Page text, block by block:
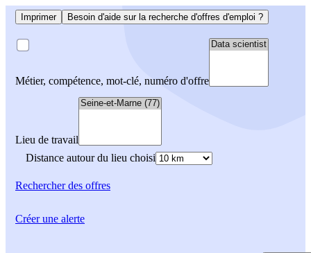
Imprimer Besoin d'aide sur la recherche d'offres d'emploi ?
Métier, compétence, mot-clé, numéro d'offre
Lieu de travail
Distance autour du lieu choisi
Rechercherdes offres
Créer une alerte